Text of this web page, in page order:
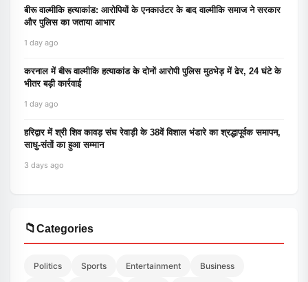
बीरू वाल्मीकि हत्याकांड: आरोपियों के एनकाउंटर के बाद वाल्मीकि समाज ने सरकार
और पुलिस का जताया आभार
1 day ago
करनाल में बीरू वाल्मीकि हत्याकांड के दोनों आरोपी पुलिस मुठभेड़ में ढेर, 24 घंटे के
भीतर बड़ी कार्रवाई
1 day ago
हरिद्वार में श्री शिव कावड़ संघ रेवाड़ी के 38वें विशाल भंडारे का श्रद्धापूर्वक समापन,
साधु-संतों का हुआ सम्मान
3 days ago
📁Categories
Politics Sports Entertainment Business